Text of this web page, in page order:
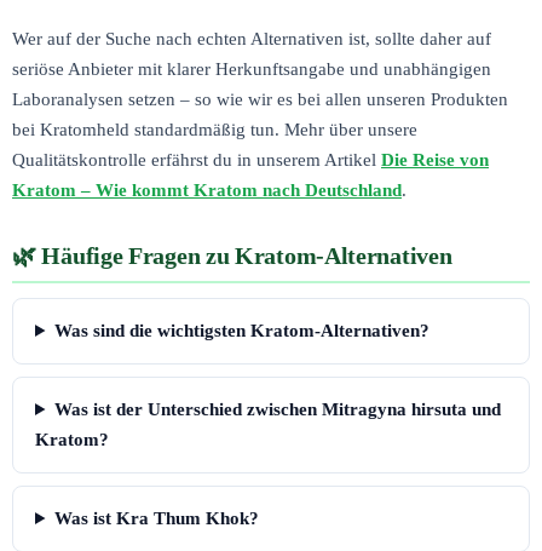
Wer auf der Suche nach echten Alternativen ist, sollte daher auf
seriöse Anbieter mit klarer Herkunftsangabe und unabhängigen
Laboranalysen setzen – so wie wir es bei allen unseren Produkten
bei Kratomheld standardmäßig tun. Mehr über unsere
Qualitätskontrolle erfährst du in unserem Artikel Die Reise von
Kratom – Wie kommt Kratom nach Deutschland.
Häufige Fragen zu Kratom-Alternativen
Was sind die wichtigsten Kratom-Alternativen?
Was ist der Unterschied zwischen Mitragyna hirsuta und
Kratom?
Was ist Kra Thum Khok?